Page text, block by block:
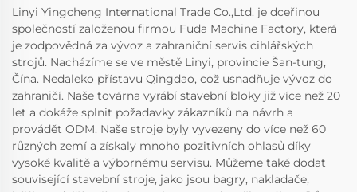
Linyi Yingcheng International Trade Co.,Ltd. je dceřinou
společností založenou firmou Fuda Machine Factory, která
je zodpovědná za vývoz a zahraniční servis cihlářských
strojů. Nacházíme se ve městě Linyi, provincie Šan-tung,
Čína. Nedaleko přístavu Qingdao, což usnadňuje vývoz do
zahraničí. Naše továrna vyrábí stavební bloky již více než 20
let a dokáže splnit požadavky zákazníků na návrh a
provádět ODM. Naše stroje byly vyvezeny do více než 60
různých zemí a získaly mnoho pozitivních ohlasů díky
vysoké kvalitě a výbornému servisu. Můžeme také dodat
související stavební stroje, jako jsou bagry, nakladače,